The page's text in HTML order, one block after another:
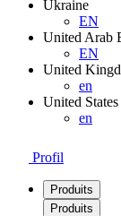
Ukraine
EN
United Arab
EN
United
en
United States
en
Profil
Produits
Produits